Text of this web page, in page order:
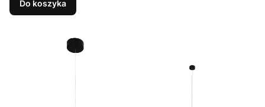
Do koszyka